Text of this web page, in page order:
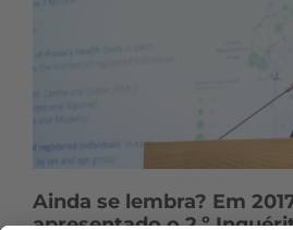
Ainda se lembra? Em
apresentado o 2.º